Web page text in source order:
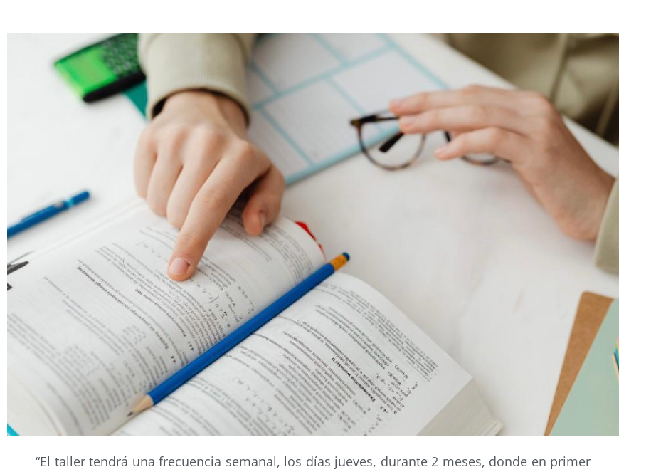
“El taller tendrá una frecuencia semanal, los días jueves, durante 2 meses, donde en primer